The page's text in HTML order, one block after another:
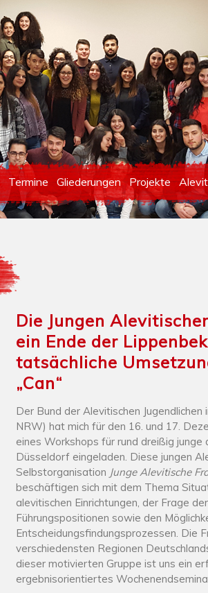
Termine Gliederungen Projekte
Die Jungen
ein Ende der
tatsächliche
„Can“
Der Bund der Alevitischen
NRW) hat mich für den 16. und 17.
eines Workshops für rund dreißig junge
Düsseldorf eingeladen. Diese jungen
Selbstorganisation Junge Alevitische
beschäftigen sich mit dem Thema
alevitischen Einrichtungen, der Frage
Führungspositionen sowie den
Entscheidungsfindungsprozessen. Die
verschiedensten Regionen
dieser motivierten Gruppe ist uns ein
ergebnisorientiertes